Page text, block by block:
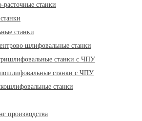
расточные станки
станки
шлифовальные станки
станки с ЧПУ
станки с ЧПУ
станки
производства